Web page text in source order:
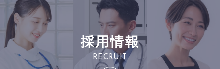
採用情報
RECRUIT